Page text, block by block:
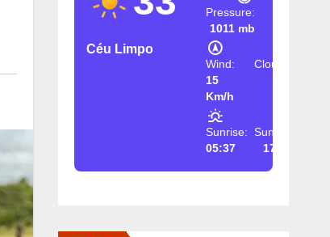
Céu Limpo
Pressure:
1011 mb
Wind:
15
Km/h
Clouds:
Sunrise:
05:37
Sunset:
17:26